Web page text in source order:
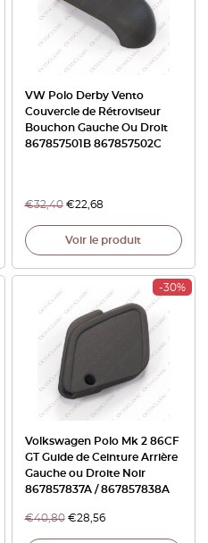
VW Polo Derby Vento
Couvercle de Rétroviseur
Bouchon Gauche Ou Droit
867857501B 867857502C
€32,40 €22,68
Voir le produit
-30%
Volkswagen Polo Mk 2 86CF
GT Guide de Ceinture Arrière
Gauche ou Droite Noir
867857837A / 867857838A
€40,80 €28,56